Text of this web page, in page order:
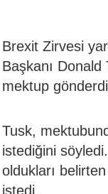
Brexit Zirvesi
Başkanı
mektup
Tusk,
istediğini
oldukları
istedi.